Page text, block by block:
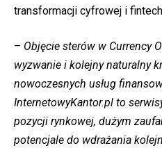
transformacji cyfrowej i
– Objęcie sterów w Currency
wyzwanie i kolejny naturalny
nowoczesnych usług
InternetowyKantor.pl to
pozycji rynkowej, dużym
potencjale do wdrażania